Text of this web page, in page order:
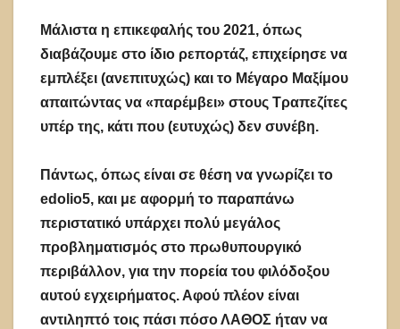
Μάλιστα η επικεφαλής του 2021, όπως
διαβάζουμε στο ίδιο ρεπορτάζ, επιχείρησε να
εμπλέξει (ανεπιτυχώς) και το Μέγαρο Μαξίμου
απαιτώντας να «παρέμβει» στους Τραπεζίτες
υπέρ της, κάτι που (ευτυχώς) δεν συνέβη.
Πάντως, όπως είναι σε θέση να γνωρίζει το
edolio5, και με αφορμή το παραπάνω
περιστατικό υπάρχει πολύ μεγάλος
προβληματισμός στο πρωθυπουργικό
περιβάλλον, για την πορεία του φιλόδοξου
αυτού εγχειρήματος. Αφού πλέον είναι
αντιληπτό τοις πάσι πόσο ΛΑΘΟΣ ήταν να